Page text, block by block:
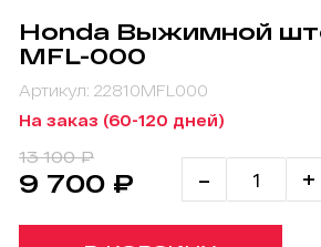
Honda Выжимной
MFL-000
Артикул: 22810MFL000
На заказ (60-120 дней)
13 100 ₽
9 700 ₽ - +